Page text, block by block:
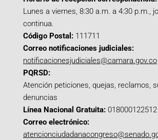
Lunes a viernes, 8:30 a.m. a 4:30 p.m.,
continua.
Código Postal: 111711
Correo notificaciones judiciales:
notificacionesjudiciales@camara.gov.co
PQRSD:
Atención peticiones, quejas, reclamos,
denuncias
Línea Nacional Gratuita: 018000122512
Correo electrónico: